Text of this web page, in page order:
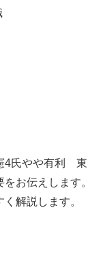
4氏やや有利 東
お伝えします。
解説します。